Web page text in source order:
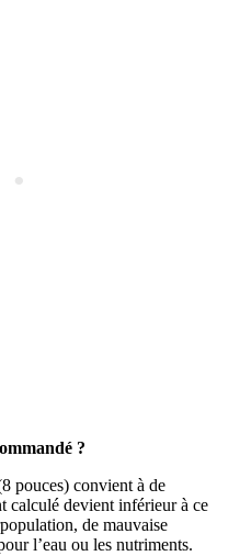
?
pouces) convient à de
calculé devient inférieur à ce
de mauvaise
l’eau ou les nutriments.